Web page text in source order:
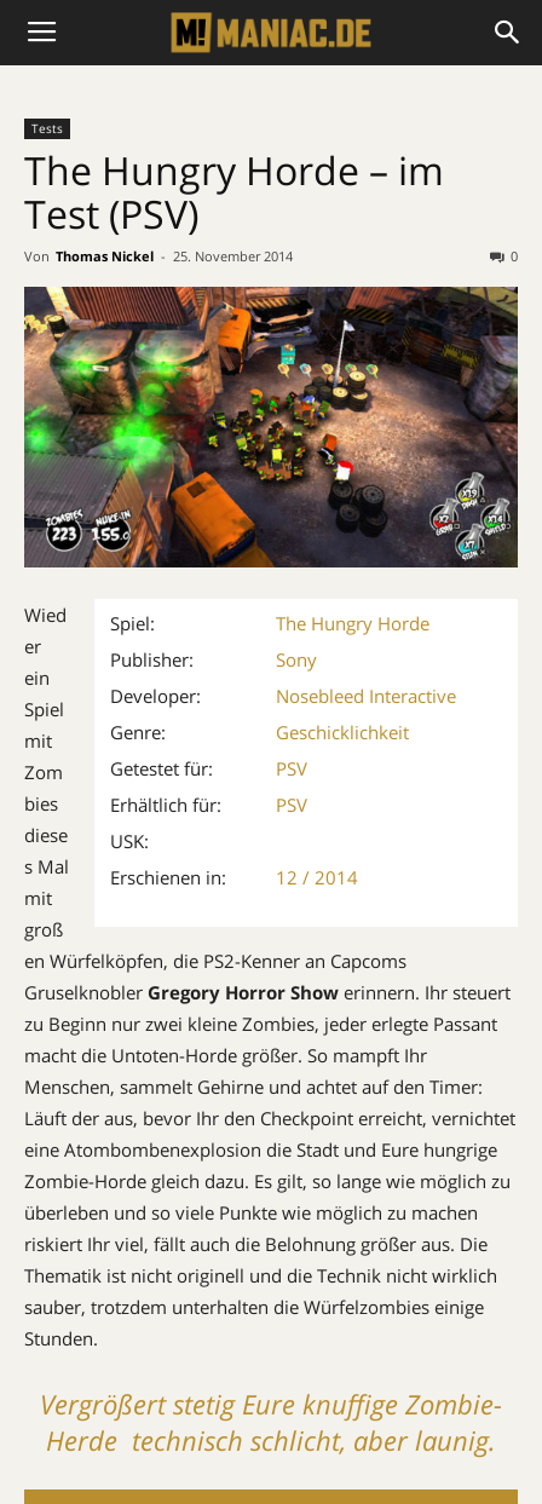
Tests
The Hungry Horde – im
Test (PSV)
Von Thomas Nickel - 25. November 2014 0
Spiel:
The Hungry Horde
Publisher:
Sony
Developer:
Nosebleed Interactive
Genre:
Geschicklichkeit
Getestet für:
PSV
Erhältlich für:
PSV
USK:
Erschienen in:
12 / 2014
Wied
er
ein
Spiel
mit
Zom
bies 
diese
s Mal
mit
groß
en Würfelköpfen, die PS2-Kenner an Capcoms
Gruselknobler Gregory Horror Show erinnern. Ihr steuert
zu Beginn nur zwei kleine Zombies, jeder erlegte Passant
macht die Untoten-Horde größer. So mampft Ihr
Menschen, sammelt Gehirne und achtet auf den Timer:
Läuft der aus, bevor Ihr den Checkpoint erreicht, vernichtet
eine Atombombenexplosion die Stadt und Eure hungrige
Zombie-Horde gleich dazu. Es gilt, so lange wie möglich zu
überleben und so viele Punkte wie möglich zu machen 
riskiert Ihr viel, fällt auch die Belohnung größer aus. Die
Thematik ist nicht originell und die Technik nicht wirklich
sauber, trotzdem unterhalten die Würfelzombies einige
Stunden.
Vergrößert stetig Eure knuffige Zombie-
Herde  technisch schlicht, aber launig.